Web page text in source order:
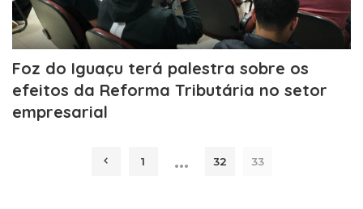
Foz do Iguaçu terá palestra sobre os
efeitos da Reforma Tributária no setor
empresarial
1 … 32 33